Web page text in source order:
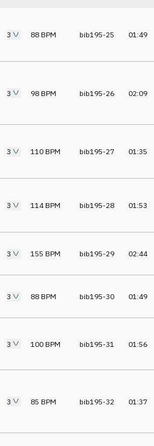
3 88 BPM bib195-25 01:49
3 98 BPM bib195-26 02:09
3 110 BPM bib195-27 01:35
3 114BPM bib195-28 01:53
3 155 BPM bib195-29 02:44
3 88 BPM bib195-30 01:49
3 100 BPM bib195-31 01:56
3 85 BPM bib195-32 01:37